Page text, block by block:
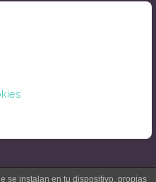
se instalan en tu dispositivo, propias